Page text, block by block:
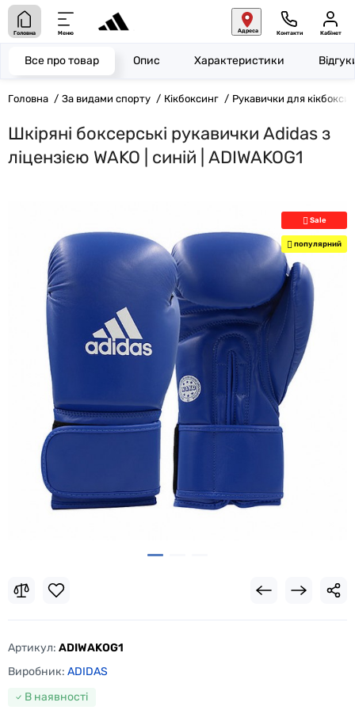
Головна Меню Адреса Контакти Кабінет
Головна За видами спорту Кікбоксинг Рукавички для
Шкіряні боксерські рукавички Adidas з
ліцензією WAKO | синій | ADIWAKOG1
Все про товар Опис Характеристики
Sale
популярний
Артикул: ADIWAKOG1
Виробник: ADIDAS
В наявності